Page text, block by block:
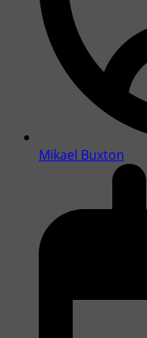
Mikael Buxton